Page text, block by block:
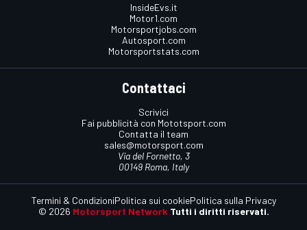
InsideEvs.it
Motor1.com
Motorsportjobs.com
Autosport.com
Motorsportstats.com
Contattaci
Scrivici
Fai pubblicità con Mototsport.com
Contatta il team
sales@motorsport.com
Via del Fornetto, 3
00149 Roma, Italy
© 2026 Motorsport Network Tutti i diritti riservati.
Termini & CondizioniPolitica sui cookiePolitica sulla Privacy